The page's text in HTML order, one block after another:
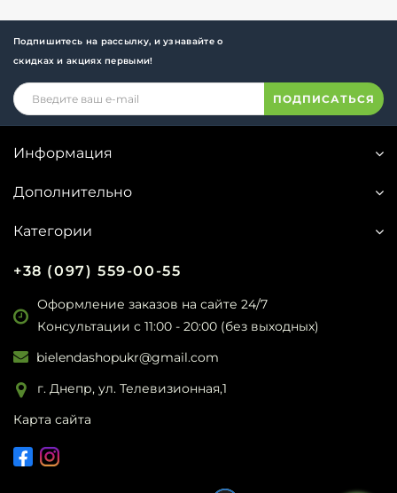
Подпишитесь на рассылку, и узнавайте о
скидках и акциях первыми!
ПОДПИСАТЬСЯ
Информация
Дополнительно
Категории
+38 (097) 559-00-55
Оформление заказов на сайте 24/7
Консультации с 11:00 - 20:00 (без выходных)
bielendashopukr@gmail.com
г. Днепр, ул. Телевизионная,1
Карта сайта